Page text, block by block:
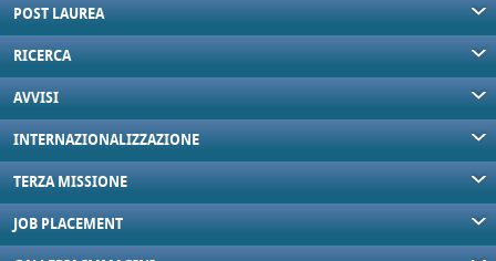
POST LAUREA
RICERCA
AVVISI
INTERNAZIONALIZZAZIONE
TERZA MISSIONE
JOB PLACEMENT